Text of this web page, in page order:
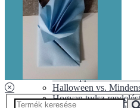
Hírek
ÁSZF
Adatvédelem
BLOG
Halloween vs.
Hogyan tudsz